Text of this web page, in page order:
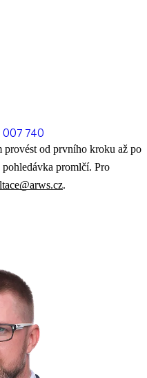
007 740
provést od prvního kroku až po
pohledávka promlčí. Pro
.